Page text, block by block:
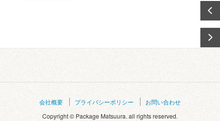
会社概要 プライバシーポリシー
お問い合わせ
Copyright © Package Matsuura. all rights reserved.